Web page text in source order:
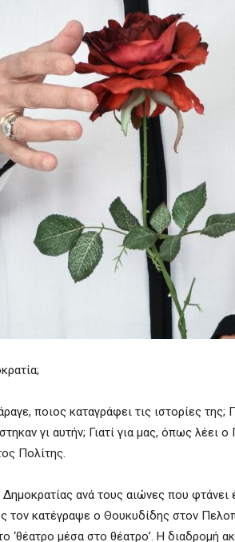
ποιος καταγράφει τις ιστορίες
γι αυτήν; Γιατί για μας, όπως λέει
Πολίτης.
ανά τους αιώνες που
τον κατέγραψε ο Θουκυδίδης στον
μέσα στο θέατρο’. Η διαδρομή